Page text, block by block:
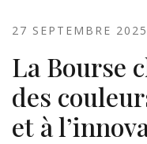
27 SEPTEMBRE 2025
La Bourse
des
et à